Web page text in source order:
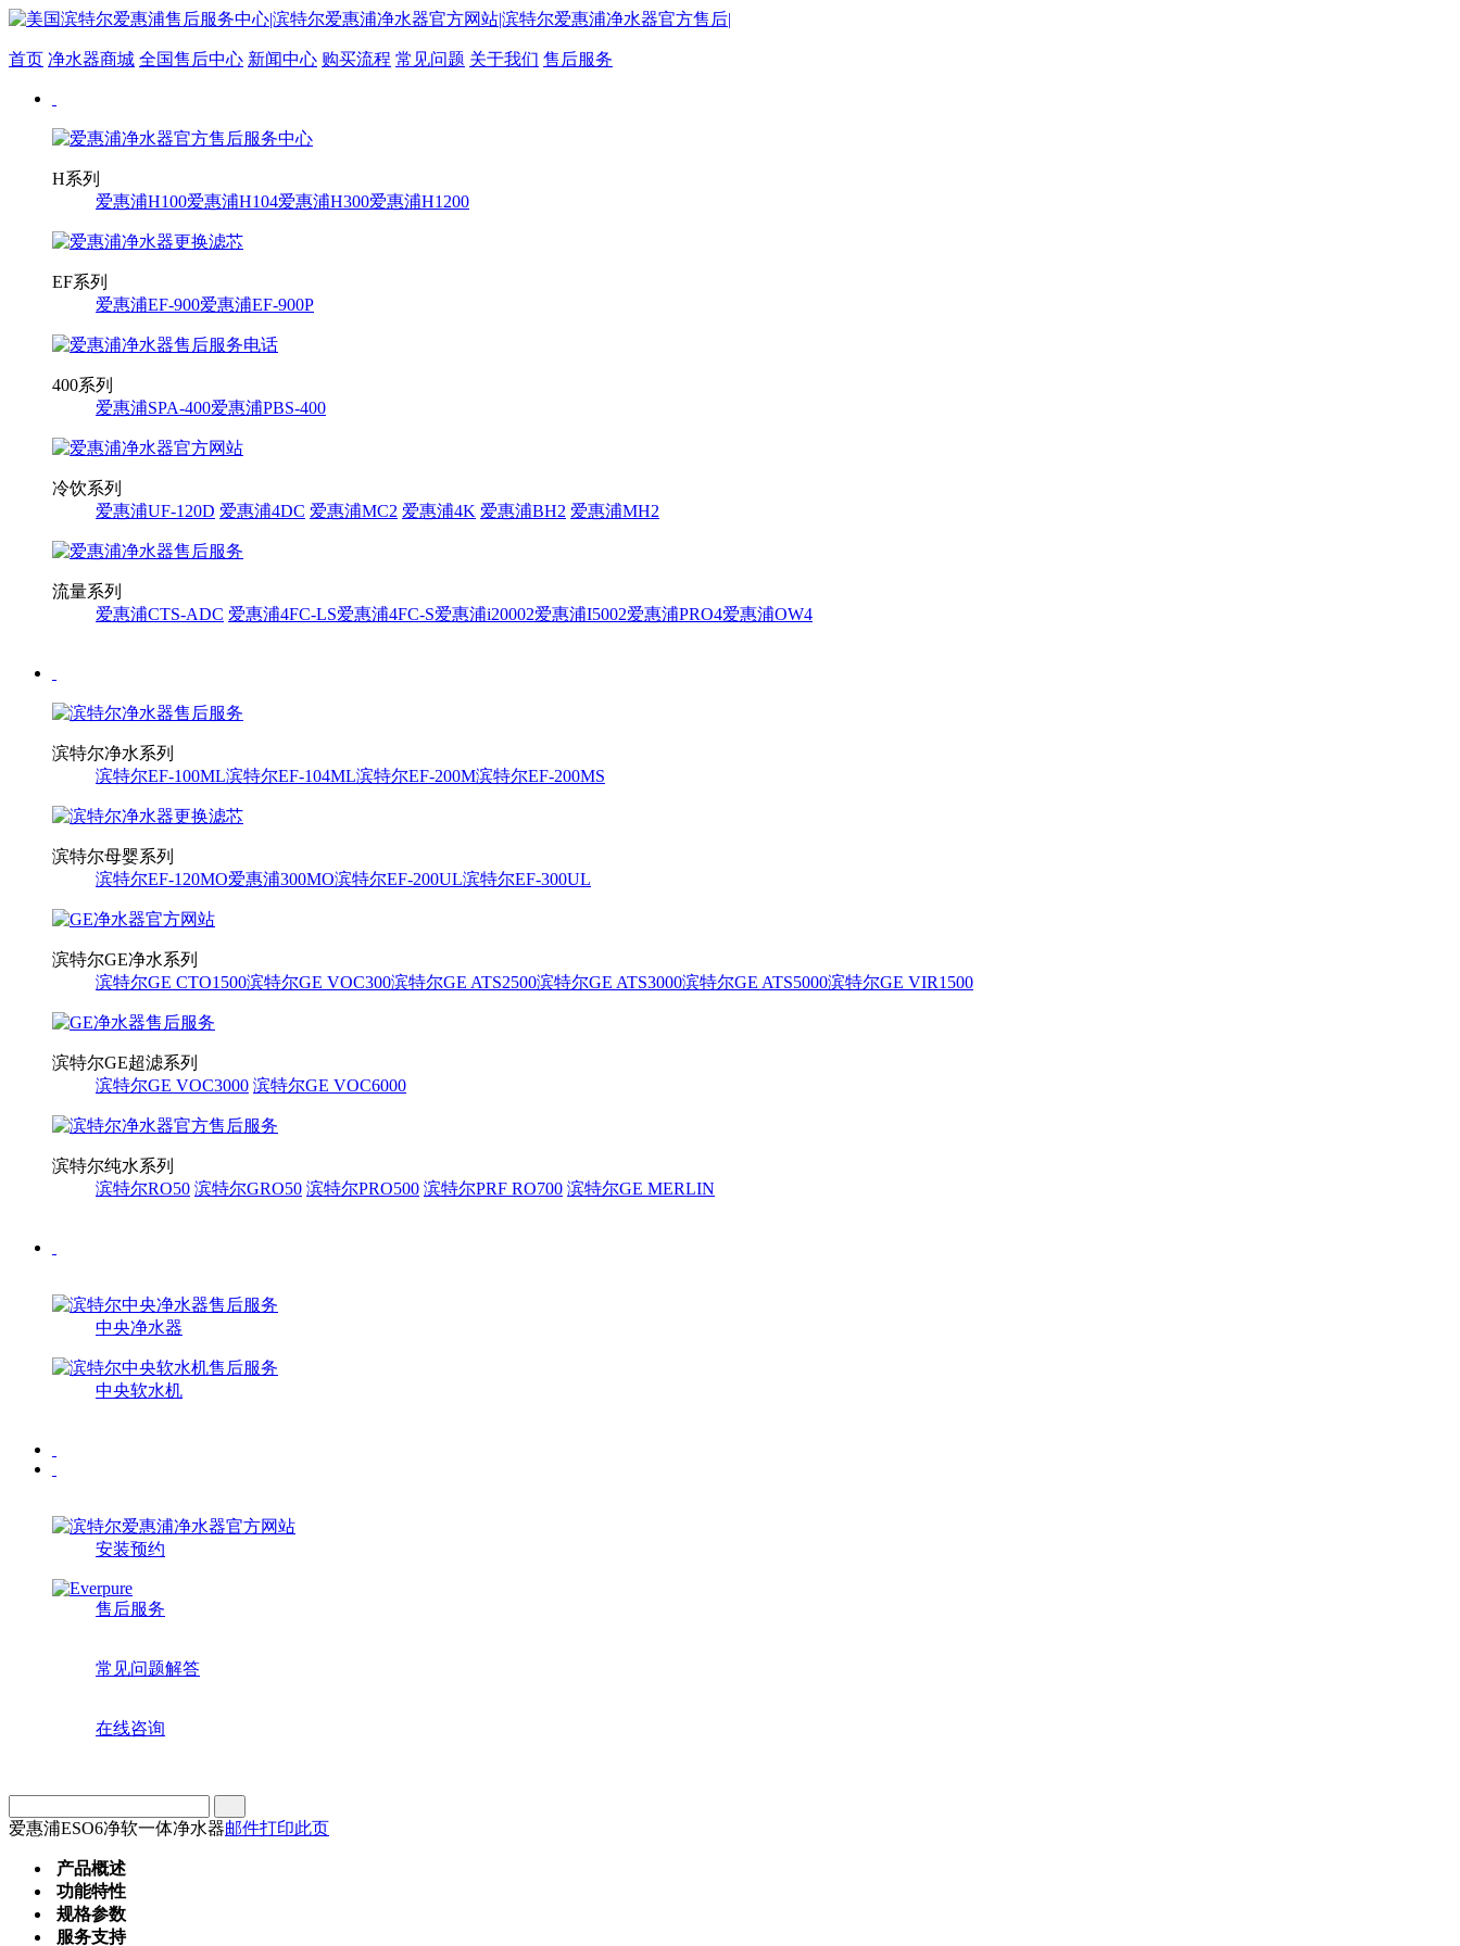
首页 净水器商城 全国售后中心 新闻中心 购买流程 常见问题 关于我们 售后服务
H系列
爱惠浦H100爱惠浦H104爱惠浦H300爱惠浦H1200
EF系列
爱惠浦EF-900爱惠浦EF-900P
400系列
爱惠浦SPA-400爱惠浦PBS-400
冷饮系列
爱惠浦UF-120D 爱惠浦4DC 爱惠浦MC2 爱惠浦4K 爱惠浦BH2 爱惠浦MH2
流量系列
爱惠浦CTS-ADC 爱惠浦4FC-LS爱惠浦4FC-S爱惠浦i20002爱惠浦I5002爱惠浦PRO4爱惠浦OW4
滨特尔净水系列
滨特尔EF-100ML滨特尔EF-104ML滨特尔EF-200M滨特尔EF-200MS
滨特尔母婴系列
滨特尔EF-120MO爱惠浦300MO滨特尔EF-200UL滨特尔EF-300UL
滨特尔GE净水系列
滨特尔GE CTO1500滨特尔GE VOC300滨特尔GE ATS2500滨特尔GE ATS3000滨特尔GE ATS5000滨特尔GE VIR1500
滨特尔GE超滤系列
滨特尔GE VOC3000 滨特尔GE VOC6000
滨特尔纯水系列
滨特尔RO50 滨特尔GRO50 滨特尔PRO500 滨特尔PRF RO700 滨特尔GE MERLIN
中央净水器
中央软水机
安装预约
售后服务
常见问题解答
在线咨询
爱惠浦ESO6净软一体净水器邮件打印此页
产品概述
功能特性
规格参数
服务支持